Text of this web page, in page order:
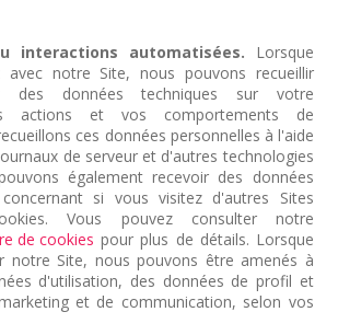
interactions automatisées. Lorsque
avec notre Site, nous pouvons recueillir
des données techniques sur votre
actions et vos comportements de
ces données personnelles à l'aide
de serveur et d'autres technologies
également recevoir des données
si vous visitez d'autres Sites
Vous pouvez consulter notre
de cookies pour plus de détails. Lorsque
notre Site, nous pouvons être amenés à
d'utilisation, des données de profil et
et de communication, selon vos